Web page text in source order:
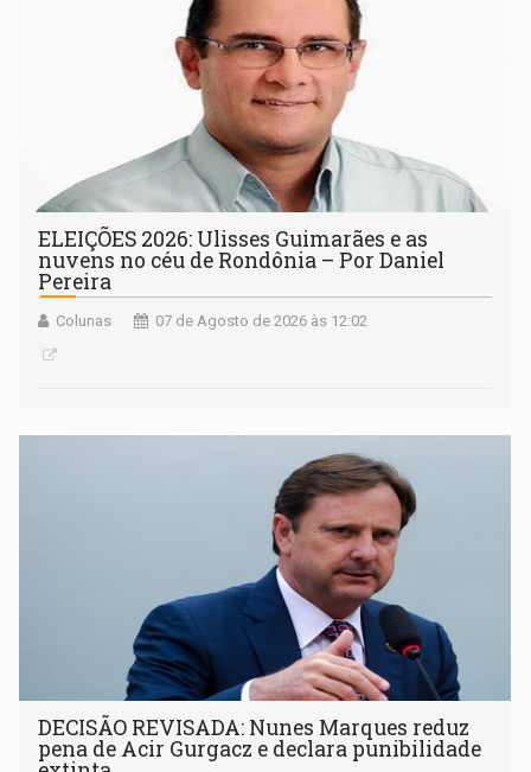
ELEIÇÕES 2026: Ulisses Guimarães e as
nuvens no céu de Rondônia – Por Daniel
Pereira
Colunas 07 de Agosto de 2026 às 12:02
DECISÃO REVISADA: Nunes Marques reduz
pena de Acir Gurgacz e declara punibilidade